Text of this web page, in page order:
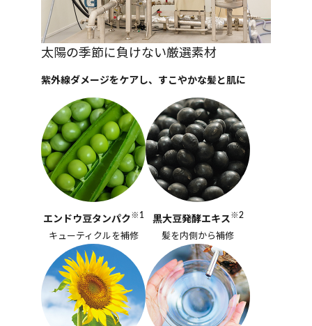
太陽の季節に負けない厳選素材
紫外線ダメージをケアし、すこやかな髪と肌に
エンドウ豆タンパク※1
キューティクルを補修
黒大豆発酵エキス※2
髪を内側から補修